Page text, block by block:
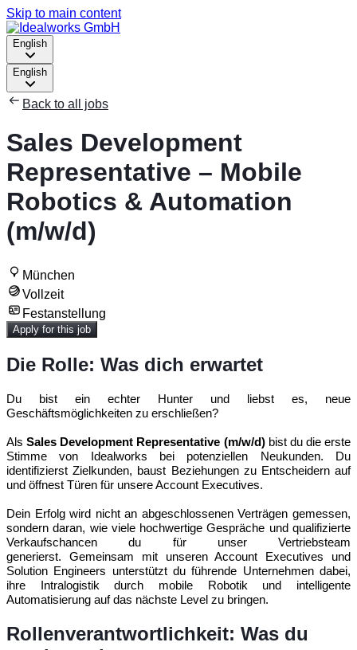
Skip to main content
English
English
Back to all jobs
Sales Development
Representative – Mobile
Robotics & Automation
(m/w/d)
München
Vollzeit
Festanstellung
Apply for this job
Die Rolle: Was dich erwartet
Du bist ein echter Hunter und liebst es, neue
Geschäftsmöglichkeiten zu erschließen?
AlsSales Development Representative (m/w/d)bist du die erste
Stimme von Idealworks bei potenziellen Neukunden. Du
identifizierst Zielkunden, baust Beziehungen zu Entscheidern auf
und öffnest Türen für unsere Account Executives.
Dein Erfolg wird nicht an abgeschlossenen Verträgen gemessen,
sondern daran, wie viele hochwertige Gespräche und qualifizierte
Verkaufschancen du für unser Vertriebsteam
generierst. Gemeinsam mit unseren Account Executives und
Solution Engineers unterstützt du führende Unternehmen dabei,
ihre Intralogistik durch mobile Robotik und intelligente
Automatisierung auf das nächste Level zu bringen.
Rollenverantwortlichkeit: Was du